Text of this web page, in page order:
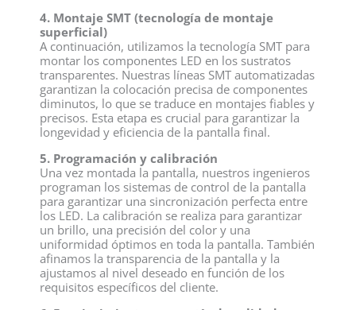
4. Montaje SMT (tecnología de montaje
superficial)
A continuación, utilizamos la tecnología SMT para
montar los componentes LED en los sustratos
transparentes. Nuestras líneas SMT automatizadas
garantizan la colocación precisa de componentes
diminutos, lo que se traduce en montajes fiables y
precisos. Esta etapa es crucial para garantizar la
longevidad y eficiencia de la pantalla final.
5. Programación y calibración
Una vez montada la pantalla, nuestros ingenieros
programan los sistemas de control de la pantalla
para garantizar una sincronización perfecta entre
los LED. La calibración se realiza para garantizar
un brillo, una precisión del color y una
uniformidad óptimos en toda la pantalla. También
afinamos la transparencia de la pantalla y la
ajustamos al nivel deseado en función de los
requisitos específicos del cliente.